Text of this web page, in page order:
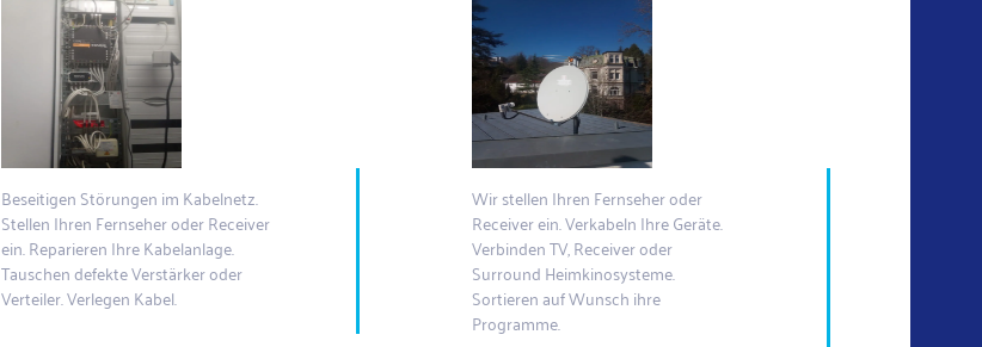
Beseitigen Störungen im Kabelnetz.
Stellen Ihren Fernseher oder Receiver
ein. Reparieren Ihre Kabelanlage.
Tauschen defekte Verstärker oder
Verteiler. Verlegen Kabel.
Wir stellen Ihren Fernseher oder
Receiver ein. Verkabeln Ihre Geräte.
Verbinden TV, Receiver oder
Surround Heimkinosysteme.
Sortieren auf Wunsch ihre
Programme.